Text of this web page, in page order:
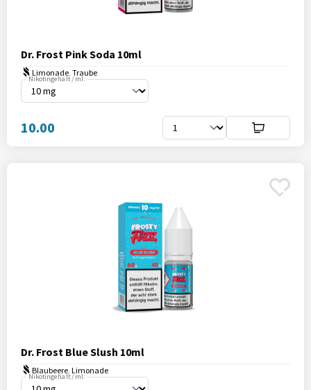
Dr. Frost Pink Soda 10ml
Limonade, Traube
Nikotingehalt / ml:
10.00
Dr. Frost Blue Slush 10ml
Blaubeere, Limonade
Nikotingehalt / ml: